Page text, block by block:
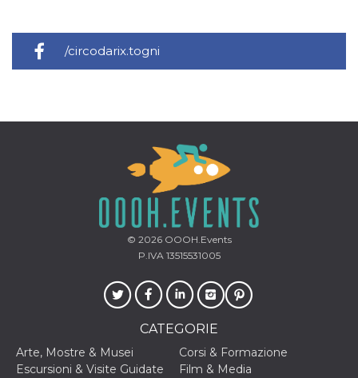
/circodarix.togni
© 2026OOOH.Events
P.IVA 13515531005
CATEGORIE
Arte, Mostre & Musei
Corsi & Formazione
Escursioni & Visite Guidate
Film & Media